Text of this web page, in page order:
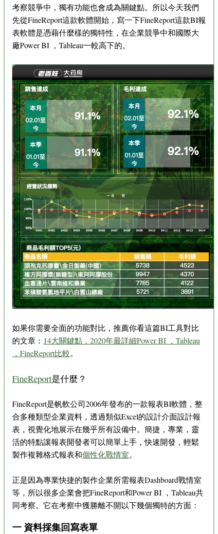
考察競爭中，獨有功能也會成為關鍵點。所以今天我們
先從FineReport這款軟體開始，寫一下FineReport這款BI報
表軟體是憑藉什麼樣的獨特性，在企業競爭中和國際大
廠Power BI ，Tableau一較高下的。
如果你需要全面的功能對比，推薦你看這篇BI工具對比
的文章： 14大關鍵點，2020年最詳細Power BI ，Tableau
，FineReport比較。
FineReport是什麼？
FineReport是帆軟公司2006年發布的一款報表BI軟體，整
合多種類型企業資料，透過類似Excel的設計介面設計報
表，視覺化地展示在幾乎所有設備中。簡捷，專業，靈
活的特點讓報表開發者可以簡單上手，快速開發，輕鬆
製作複雜格式報表和個性化戰情室。
正是因為專業快捷的製作企業所需報表Dashboard戰情室
等，所以很多企業會把FineReport和Power BI ，Tableau共
同考察。它在考察中獲勝離不開以下幾個獨特的方面：
一 資料採集回寫表單